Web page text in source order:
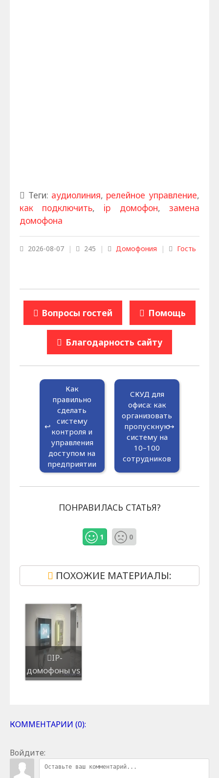
Теги: аудиолиния, релейное управление,
как подключить, ip домофон, замена
домофона
2026-08-07 | 245 | Домофония | Гость
Вопросы гостей Помощь
Благодарность сайту
Как
правильно
сделать
систему
контроля и
управления
доступом на
предприятии
СКУД для
офиса: как
организовать
пропускную
систему на
10–100
сотрудников
ПОНРАВИЛАСЬ СТАТЬЯ?
1 0
ПОХОЖИЕ МАТЕРИАЛЫ:
IP-
домофоны vs
аналоговые:
выб...
КОММЕНТАРИИ (0):
Войдите: